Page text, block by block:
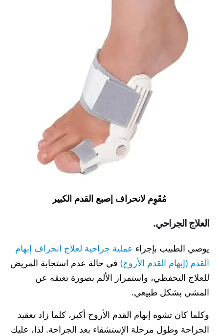
مُقَوِم لانحراف إصبع القدم الكبير
العلاج الجراحي.
يوصي الطبيب بإجراء عملية جراحية لعلاج انحراف إبهام
القدم (إبهام القدم الأروح) في حالة عدم استجابة المريض
للعلاج التحفظي، واستمرار الألم بصورة تعيقه عن
المشي بشكل طبيعي.
وكلما كان تشوه إبهام القدم الأروح أكبر، كلما زاد تعقيد
الجراحة وطول مرحلة الإستشفاء بعد الجراحة. لذا، عليك